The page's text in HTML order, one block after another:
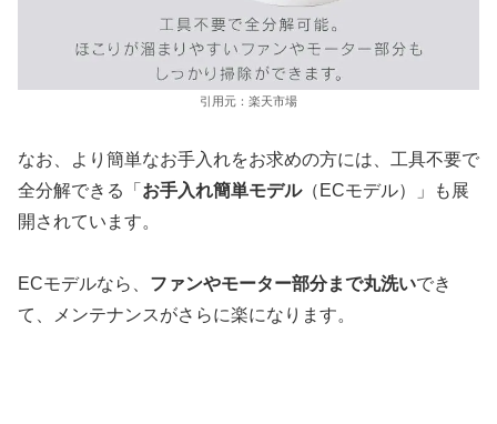
引用元：楽天市場
なお、より簡単なお手入れをお求めの方には、工具不要で
全分解できる「 お手入れ簡単モデル（ECモデル）」も展
開されています。
ECモデルなら、 ファンやモーター部分まで丸洗いでき
て、メンテナンスがさらに楽になります。